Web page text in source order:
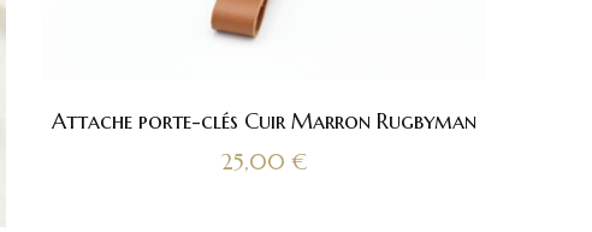
Attache porte-clés Cuir Marron Rugbyman
25,00 €